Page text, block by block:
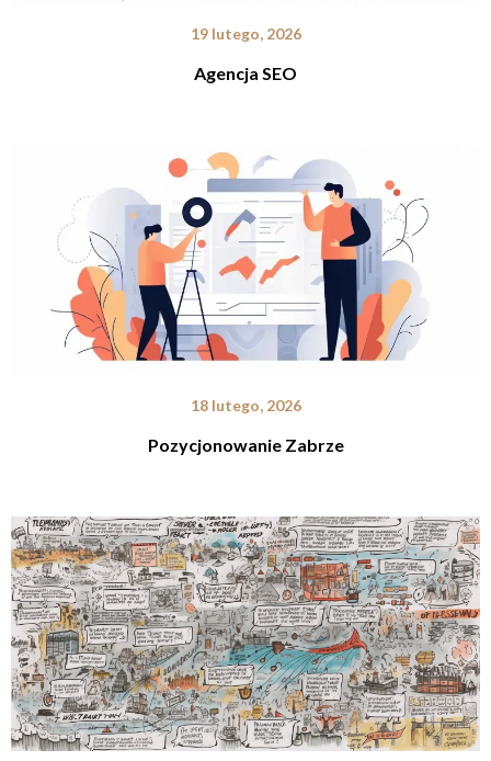
19 lutego, 2026
Agencja SEO
18 lutego, 2026
Pozycjonowanie Zabrze